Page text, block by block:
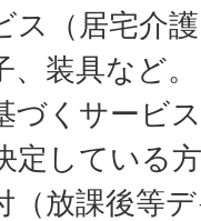
ス（居宅介
、装具など
づくサービ
定している
（放課後等